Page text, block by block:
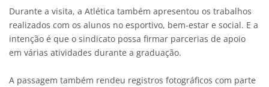
Durante a visita, a Atlética também apresentou os trabalhos
realizados com os alunos no esportivo, bem-estar e social. E a
intenção é que o sindicato possa firmar parcerias de apoio
em várias atividades durante a graduação.
A passagem também rendeu registros fotográficos com parte